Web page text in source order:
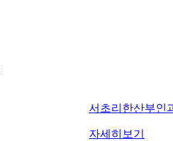
2026 신년 이벤트
자세히보기